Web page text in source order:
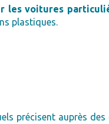
les voitures
plastiques.
précisent auprès